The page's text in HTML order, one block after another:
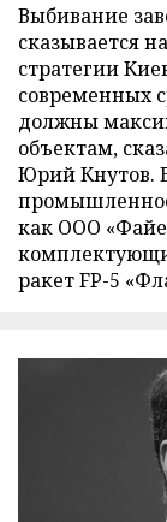
Выбивание
сказывается
стратегии
современных
должны
объектам,
Юрий Кнутов.
как ООО
ракет FP-5